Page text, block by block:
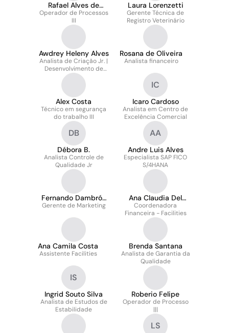
Rafael Alves de
Andrade
Operador de Processos
III
Laura Lorenzetti
Gerente Técnica de
Registro Veterinário
Awdrey Heleny Alves
Analista de Criação Jr. |
Desenvolvimento de
Materiais
Rosana de Oliveira
Analista financeiro
Alex Costa
Técnico em segurança
do trabalho III
IC
Icaro Cardoso
Analista em Centro de
Excelência Comercial
DB
Débora B.
Analista Controle de
Qualidade Jr
AA
Andre Luis Alves
Especialista SAP FICO
S/4HANA
Fernando Dambrós
Pereira
Gerente de Marketing
Ana Claudia Del
Bianco
Coordenadora
Financeira - Facilities
Ana Camila Costa
Assistente Facilities
Brenda Santana
Analista de Garantia da
Qualidade
IS
Ingrid Souto Silva
Analista de Estudos de
Estabilidade
Roberio Felipe
Operador de Processo
|||
LS